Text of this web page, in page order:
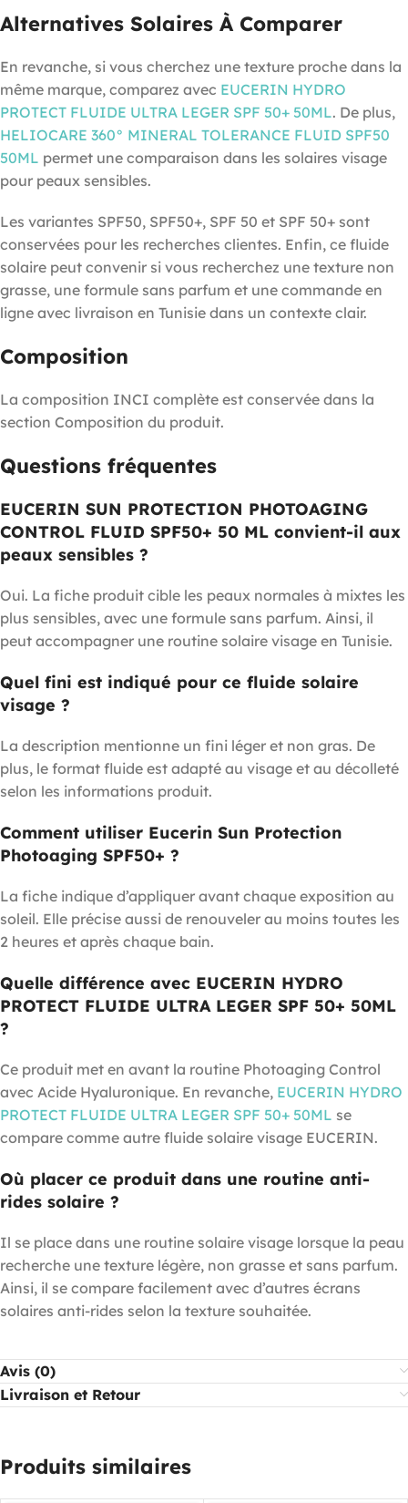
Alternatives Solaires À Comparer
En revanche, si vous cherchez une texture proche dans la
même marque, comparez avec EUCERIN HYDRO
PROTECT FLUIDE ULTRA LEGER SPF 50+ 50ML. De plus,
HELIOCARE 360° MINERAL TOLERANCE FLUID SPF50
50ML permet une comparaison dans les solaires visage
pour peaux sensibles.
Les variantes SPF50, SPF50+, SPF 50 et SPF 50+ sont
conservées pour les recherches clientes. Enfin, ce fluide
solaire peut convenir si vous recherchez une texture non
grasse, une formule sans parfum et une commande en
ligne avec livraison en Tunisie dans un contexte clair.
Composition
La composition INCI complète est conservée dans la
section Composition du produit.
Questions fréquentes
EUCERIN SUN PROTECTION PHOTOAGING
CONTROL FLUID SPF50+ 50 ML convient-il aux
peaux sensibles ?
Oui. La fiche produit cible les peaux normales à mixtes les
plus sensibles, avec une formule sans parfum. Ainsi, il
peut accompagner une routine solaire visage en Tunisie.
Quel fini est indiqué pour ce fluide solaire
visage ?
La description mentionne un fini léger et non gras. De
plus, le format fluide est adapté au visage et au décolleté
selon les informations produit.
Comment utiliser Eucerin Sun Protection
Photoaging SPF50+ ?
La fiche indique d’appliquer avant chaque exposition au
soleil. Elle précise aussi de renouveler au moins toutes les
2 heures et après chaque bain.
Quelle différence avec EUCERIN HYDRO
PROTECT FLUIDE ULTRA LEGER SPF 50+ 50ML
?
Ce produit met en avant la routine Photoaging Control
avec Acide Hyaluronique. En revanche, EUCERIN HYDRO
PROTECT FLUIDE ULTRA LEGER SPF 50+ 50ML se
compare comme autre fluide solaire visage EUCERIN.
Où placer ce produit dans une routine anti-
rides solaire ?
Il se place dans une routine solaire visage lorsque la peau
recherche une texture légère, non grasse et sans parfum.
Ainsi, il se compare facilement avec d’autres écrans
solaires anti-rides selon la texture souhaitée.
Avis (0)
Livraison et Retour
Produits similaires